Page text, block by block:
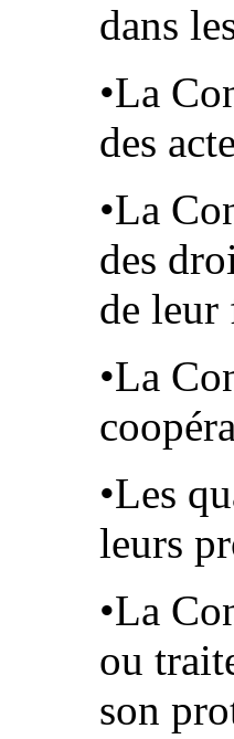
dans
•La
des
•La
des
de leur
•La
•Les
leurs
•La
ou
son